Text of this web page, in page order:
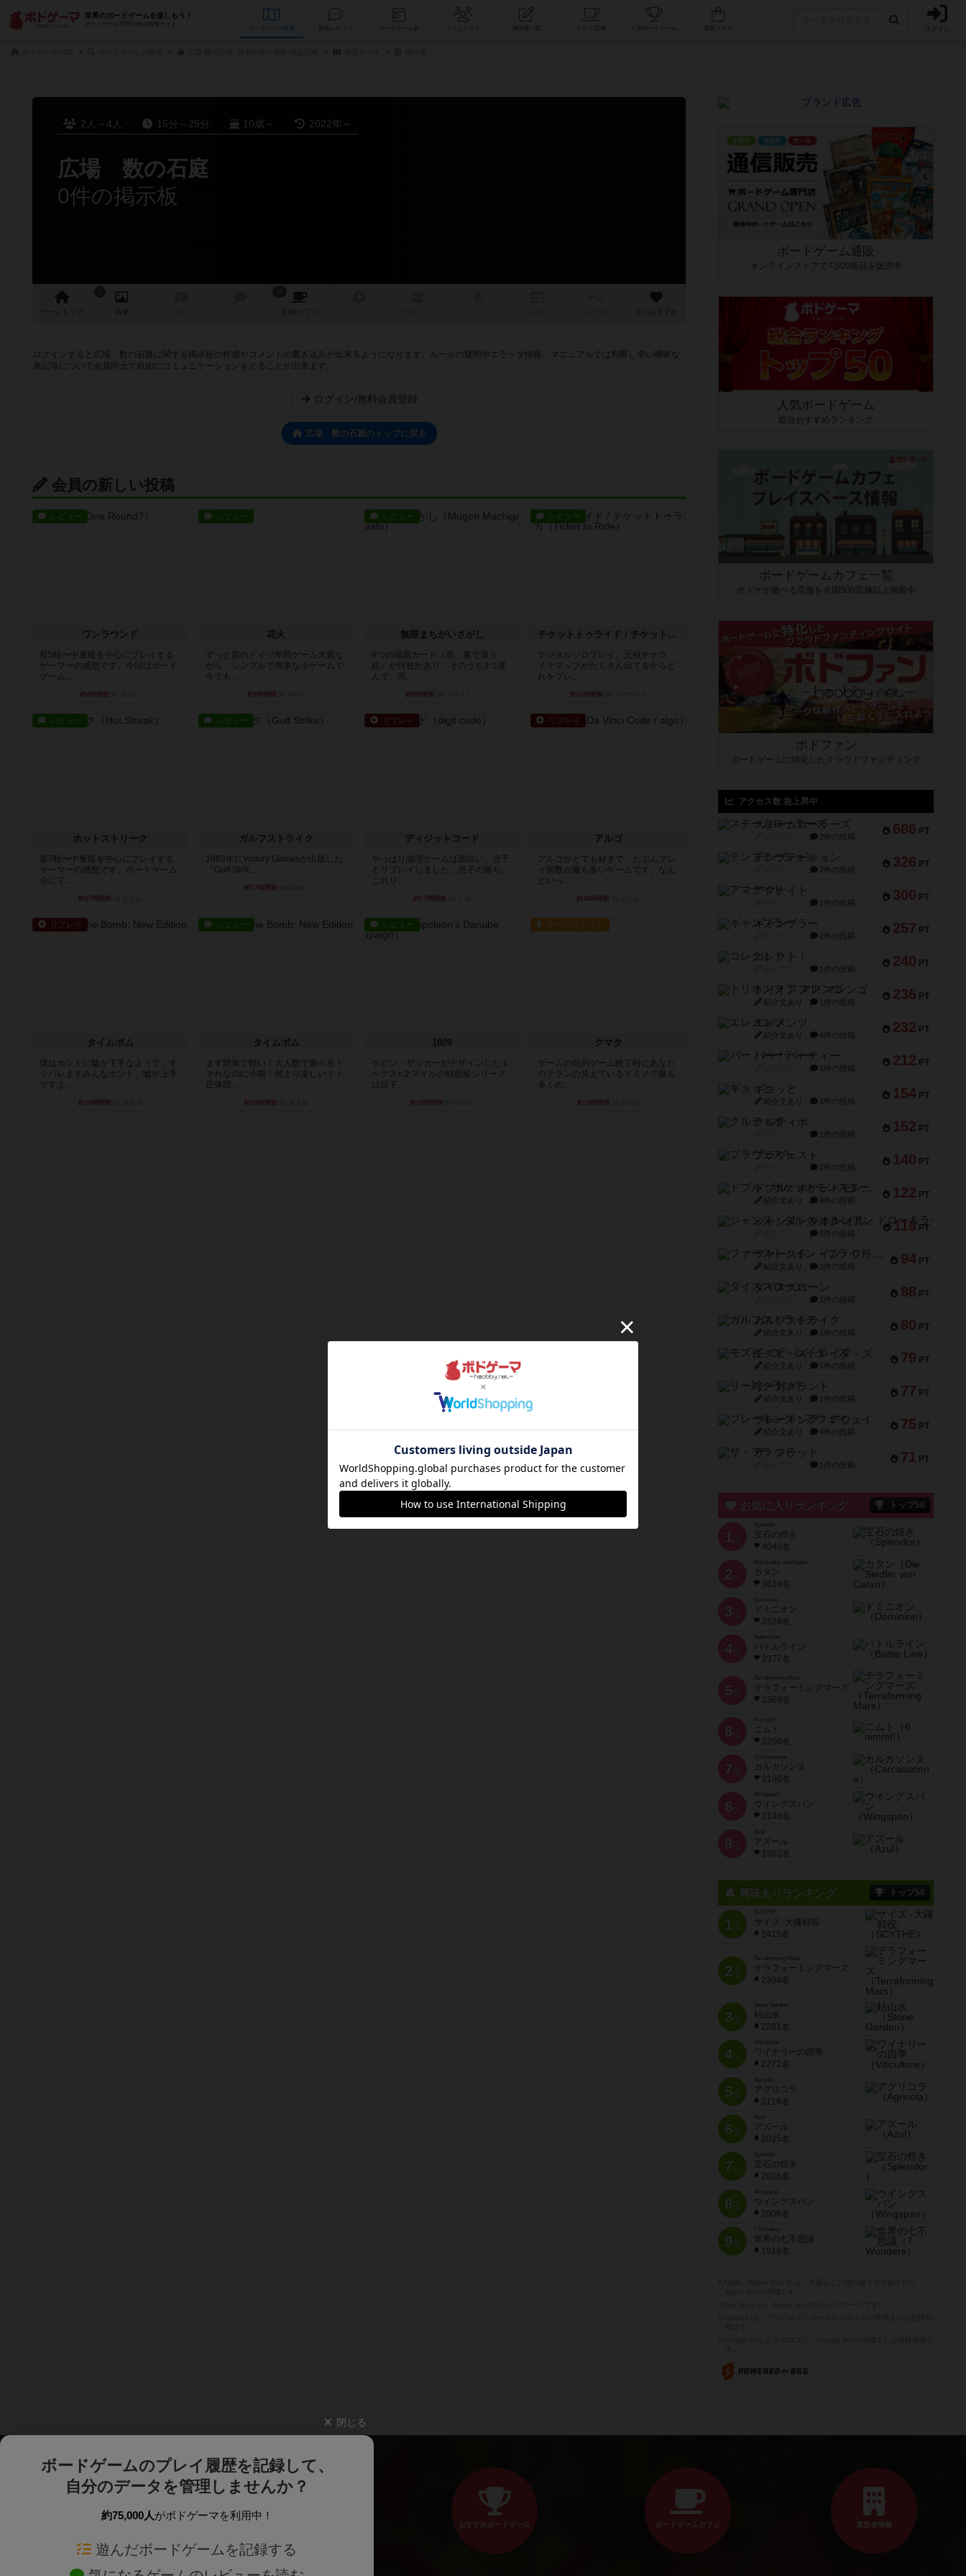
世界のボードゲームを楽しもう！
ボードゲーム専門の総合情報サイト
データベース コミュニティ 人気ボードゲーム ログイン
2人～4人 15分～25分 10歳～ 2022年～
広場 数の石庭
0件の掲示板
ゲーム 画像 店舗/ カフェ 次のおすすめ
ログインすると広場 数の石庭に関する掲示板の作成やコメントの書き込みが出来るようになります。ルールの疑問やエラッタ情報、マニュアルでは判断し辛い曖昧な
表記等について会員同士で自由にコミュニケーションをとることが出来ます。
ログイン/無料会員登録
広場 数の石庭のトップに戻る
会員の新しい投稿
レビュー
ワンラウンド
星5軽〜中量級を中心にプレイする
ゲーマーの感想です。今回はボード
ゲーム...
約4時間前
レビュー
花火
ずっと前のドイツ年間ゲーム大賞な
がら、シンプルで簡単な小ゲームで
今でも...
約6時間前
レビュー
無限まちがいさがし
6つの場面カード（表、裏で違う
絵）が何枚かあり、そのうち3つ選
んで、同...
約8時間前
レビュー
チケットトゥライド / チケットトゥライドアメリカ
デジタルソロプレイ。元祖チケラ
イ？マップがたくさん出てるからど
れをプレ...
約10時間前
レビュー
ホットストリーク
星7軽〜中量級を中心にプレイする
ゲーマーの感想です。ボードゲーム
会にて...
約17時間前
レビュー
ガルフストライク
1983年にVictory Gamesが出版した
『Gulf Strik...
約17時間前
リプレイ
ディジットコード
やっぱり論理ゲームは面白い。息子
とリプレイしました。息子の勝ち。
これリ...
約17時間前
リプレイ
アルゴ
アルゴがとても好きで、たぶんプレ
イ回数が最も多いゲームです。なん
といっ...
約18時間前
リプレイ
タイムボム
僕はホントに嘘が下手なようで、す
ぐバレますみんなホント、嘘が上手
ですよ...
約18時間前
レビュー
タイムボム
まず簡単で軽い！大人数で遊べる！
それなのに小箱！何より楽しい！！
正体隠...
約18時間前
レビュー
1809
ケビン・ザッカーがデザインした１
ヘクス=２マイルの戦役級シリーズ
は以下...
約18時間前
ルール/インスト
クマタ
ゲームの目的ゲーム終了時にあなた
のクランの見えているドミノで最も
多くの...
約19時間前
ボードゲーム通販
オンラインストアで7,500商品を販売中
人気ボードゲーム
総合おすすめランキング
ボードゲームカフェ一覧
ボドゲが遊べる店舗を全国500店舗以上掲載中
ボドファン
ボードゲームに特化したクラウドファンディング
アクセス数 急上昇中
686 PT
スチームローラーズ
2件の投稿
326 PT
テンプテーション
2件の投稿
300 PT
アマナイト
1件の投稿
257 PT
ギャンブラー
2件の投稿
240 PT
コレクト！
1件の投稿
236 PT
トリオンフ ア マレンゴ
紹介文あり 1件の投稿
232 PT
エレメンツ
紹介文あり 4件の投稿
212 PT
バー！パーティー
1件の投稿
154 PT
ギョッと
紹介文あり 1件の投稿
152 PT
クルティボ
1件の投稿
140 PT
ブラヴェスト
1件の投稿
122 PT
ドブル：ポケットモンスター
紹介文あり 4件の投稿
118 PT
ジャンヌ・ダルク-オルレアン ドロー＆ライト
5件の投稿
94 PT
ファースト・イン・フライト
紹介文あり 3件の投稿
88 PT
ダイススローン
1件の投稿
80 PT
ガルフストライク
紹介文あり 1件の投稿
79 PT
モズビ－ズ・レイダ－ズ
紹介文あり 1件の投稿
77 PT
リー対グラント
紹介文あり 1件の投稿
75 PT
ブレーキング・アウェイ
紹介文あり 4件の投稿
71 PT
ザ・フラッド
1件の投稿
お気に入りランキング トップ50
1 位
宝石の煌き
4040名
2 位
Die Siedler von Catan
カタン
3614名
3 位
ドミニオン
2528名
4位
Battle Line
バトルライン
2377名
5 位
Terraforming Mars
テラフォーミングマーズ
2369名
6 位
ニムト
2200名
7 位
Carcassonne
カルカソンヌ
2190名
8 位
Wingspan
ウイングスパン
2148名
9 位
Azul
アズール
1902名
興味ありランキング トップ50
1位
SCYTHE
サイズ -大鎌戦役-
2415名
2位
Terraforming Mars
テラフォーミングマーズ
2394名
3位
Stone Garden
枯山水
2281名
4位
Viticulture
ワイナリーの四季
2272名
5位
Agricola
アグリコラ
2119名
6位
Azul
アズール
2035名
7位
宝石の煌き
2028名
8位
Wingspan
ウイングスパン
2006名
9位
7 Wonders
世界の七不思議
1919名
閉じる
ボードゲームのプレイ履歴を記録して、
自分のデータを管理しませんか？
約75,000人がボドゲーマを利用中！
遊んだボードゲームを記録する
おすすめボードゲーム ボードゲームカフェ 運営者情報